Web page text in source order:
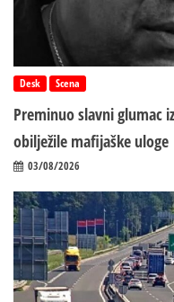
Desk Scena
Preminuo slavni glumac
obilježile mafijaške uloge
03/08/2026